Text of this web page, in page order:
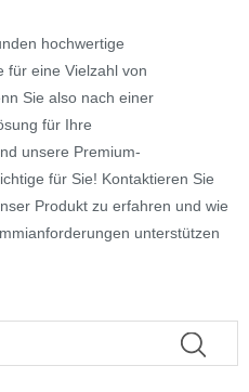
hochwertige
für eine Vielzahl von
Sie also nach einer
für Ihre
unsere Premium-
für Sie! Kontaktieren Sie
Produkt zu erfahren und wie
unterstützen